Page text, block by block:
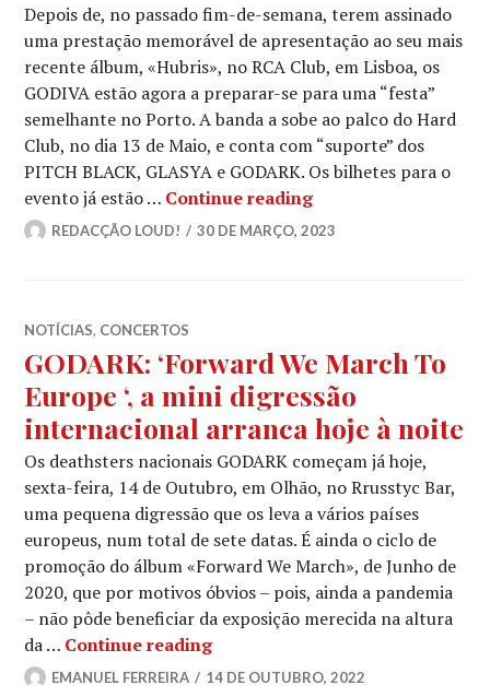
Depois de, no passado fim-de-semana, terem assinado
uma prestação memorável de apresentação ao seu mais
recente álbum, «Hubris», no RCA Club, em Lisboa, os
GODIVA estão agora a preparar-se para uma “festa”
semelhante no Porto. A banda a sobe ao palco do Hard
Club, no dia 13 de Maio, e conta com “suporte” dos
PITCH BLACK, GLASYA e GODARK. Os bilhetes para o
evento já estão … Continue readingGODIVA: A
REDACÇÃO LOUD! 30 DE MARÇO, 2023
NOTÍCIAS, CONCERTOS
GODARK: ‘Forward We March To
Europe ‘, a mini digressão
internacional arranca hoje à noite
Os deathsters nacionais GODARK começam já hoje,
sexta-feira, 14 de Outubro, em Olhão, no Rrusstyc Bar,
uma pequena digressão que os leva a vários países
europeus, num total de sete datas. É ainda o ciclo de
promoção do álbum «Forward We March», de Junho de
2020, que por motivos óbvios – pois, ainda a pandemia
– não pôde beneficiar da exposição merecida na altura
da … Continue readingGODARK: ‘Forward We March
EMANUEL FERREIRA 14 DE OUTUBRO, 2022